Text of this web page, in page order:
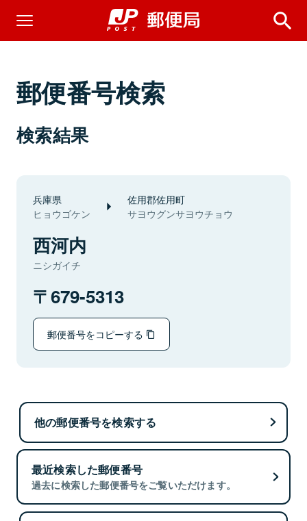
郵便番号検索
検索結果
兵庫県
ヒョウゴケン
佐用郡佐用町
サヨウグンサヨウチョウ
西河内
ニシガイチ
679-5313
郵便番号をコピーする
他の郵便番号を検索する
最近検索した郵便番号
過去に検索した郵便番号をご覧いただけます。